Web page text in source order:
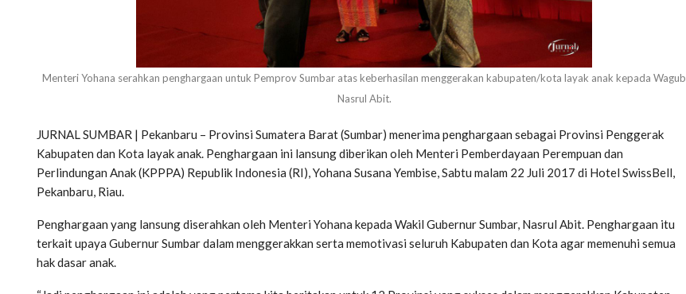
Menteri Yohana serahkan penghargaan untuk Pemprov Sumbar atas keberhasilan menggerakan kabupaten/kota layak anak kepada Wagub
Nasrul Abit.
JURNAL SUMBAR | Pekanbaru – Provinsi Sumatera Barat (Sumbar) menerima penghargaan sebagai Provinsi Penggerak
Kabupaten dan Kota layak anak. Penghargaan ini lansung diberikan oleh Menteri Pemberdayaan Perempuan dan
Perlindungan Anak (KPPPA) Republik Indonesia (RI), Yohana Susana Yembise, Sabtu malam 22 Juli 2017 di Hotel SwissBell,
Pekanbaru, Riau.
Penghargaan yang lansung diserahkan oleh Menteri Yohana kepada Wakil Gubernur Sumbar, Nasrul Abit. Penghargaan itu
terkait upaya Gubernur Sumbar dalam menggerakkan serta memotivasi seluruh Kabupaten dan Kota agar memenuhi semua
hak dasar anak.